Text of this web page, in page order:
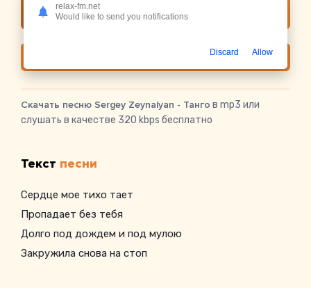
Слушать онлайн Sergey Zeynalyan - Танго
Скачать песню Sergey Zeynalyan - Танго в mp3 или
слушать в качестве 320 kbps бесплатно
Текст песни
Сердце мое тихо тает
Пропадает без тебя
Долго под дождем и под мулою
Закружила снова на стоп
relax-fm.net
Would like to send you notifications
Discard Allow